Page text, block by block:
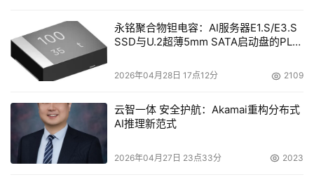
永铭聚合物钽电容：AI服务器E1.S/E3.S
SSD与U.2超薄5mm SATA启动盘的PLP
2026年04月28日 17点12分 2109
云智一体 安全护航：Akamai重构分布式
AI推理新范式
2026年04月27日 23点33分 2023